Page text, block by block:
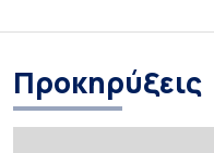
Προκηρύξεις